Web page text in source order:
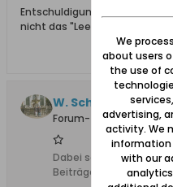
Entschuldigung, natuerlich ist
nicht das "Leege Tor"!!!
W. Schweda
Forum-Teilnehmer
Dabei seit:
22.07.2008
Beiträge:
We
about users
the use of
advertising,
activity. We
information
with our